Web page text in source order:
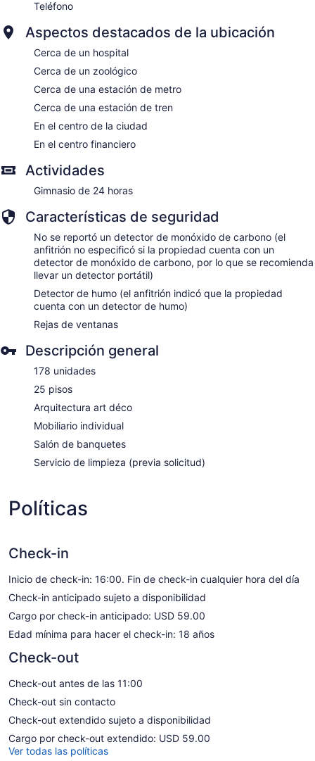
Teléfono
Aspectos destacados de la ubicación
Cerca de un hospital
Cerca de un zoológico
Cerca de una estación de metro
Cerca de una estación de tren
En el centro de la ciudad
En el centro financiero
Actividades
Gimnasio de 24 horas
Características de seguridad
No se reportó un detector de monóxido de carbono (el
anfitrión no especificó si la propiedad cuenta con un
detector de monóxido de carbono, por lo que se recomienda
llevar un detector portátil)
Detector de humo (el anfitrión indicó que la propiedad
cuenta con un detector de humo)
Rejas de ventanas
Descripción general
178 unidades
25 pisos
Arquitectura art déco
Mobiliario individual
Salón de banquetes
Servicio de limpieza (previa solicitud)
Políticas
Check-in
Inicio de check-in: 16:00. Fin de check-in cualquier hora del día
Check-in anticipado sujeto a disponibilidad
Cargo por check-in anticipado: USD 59.00
Edad mínima para hacer el check-in: 18 años
Check-out
Check-out antes de las 11:00
Check-out sin contacto
Check-out extendido sujeto a disponibilidad
Cargo por check-out extendido: USD 59.00
Ver todas las políticas